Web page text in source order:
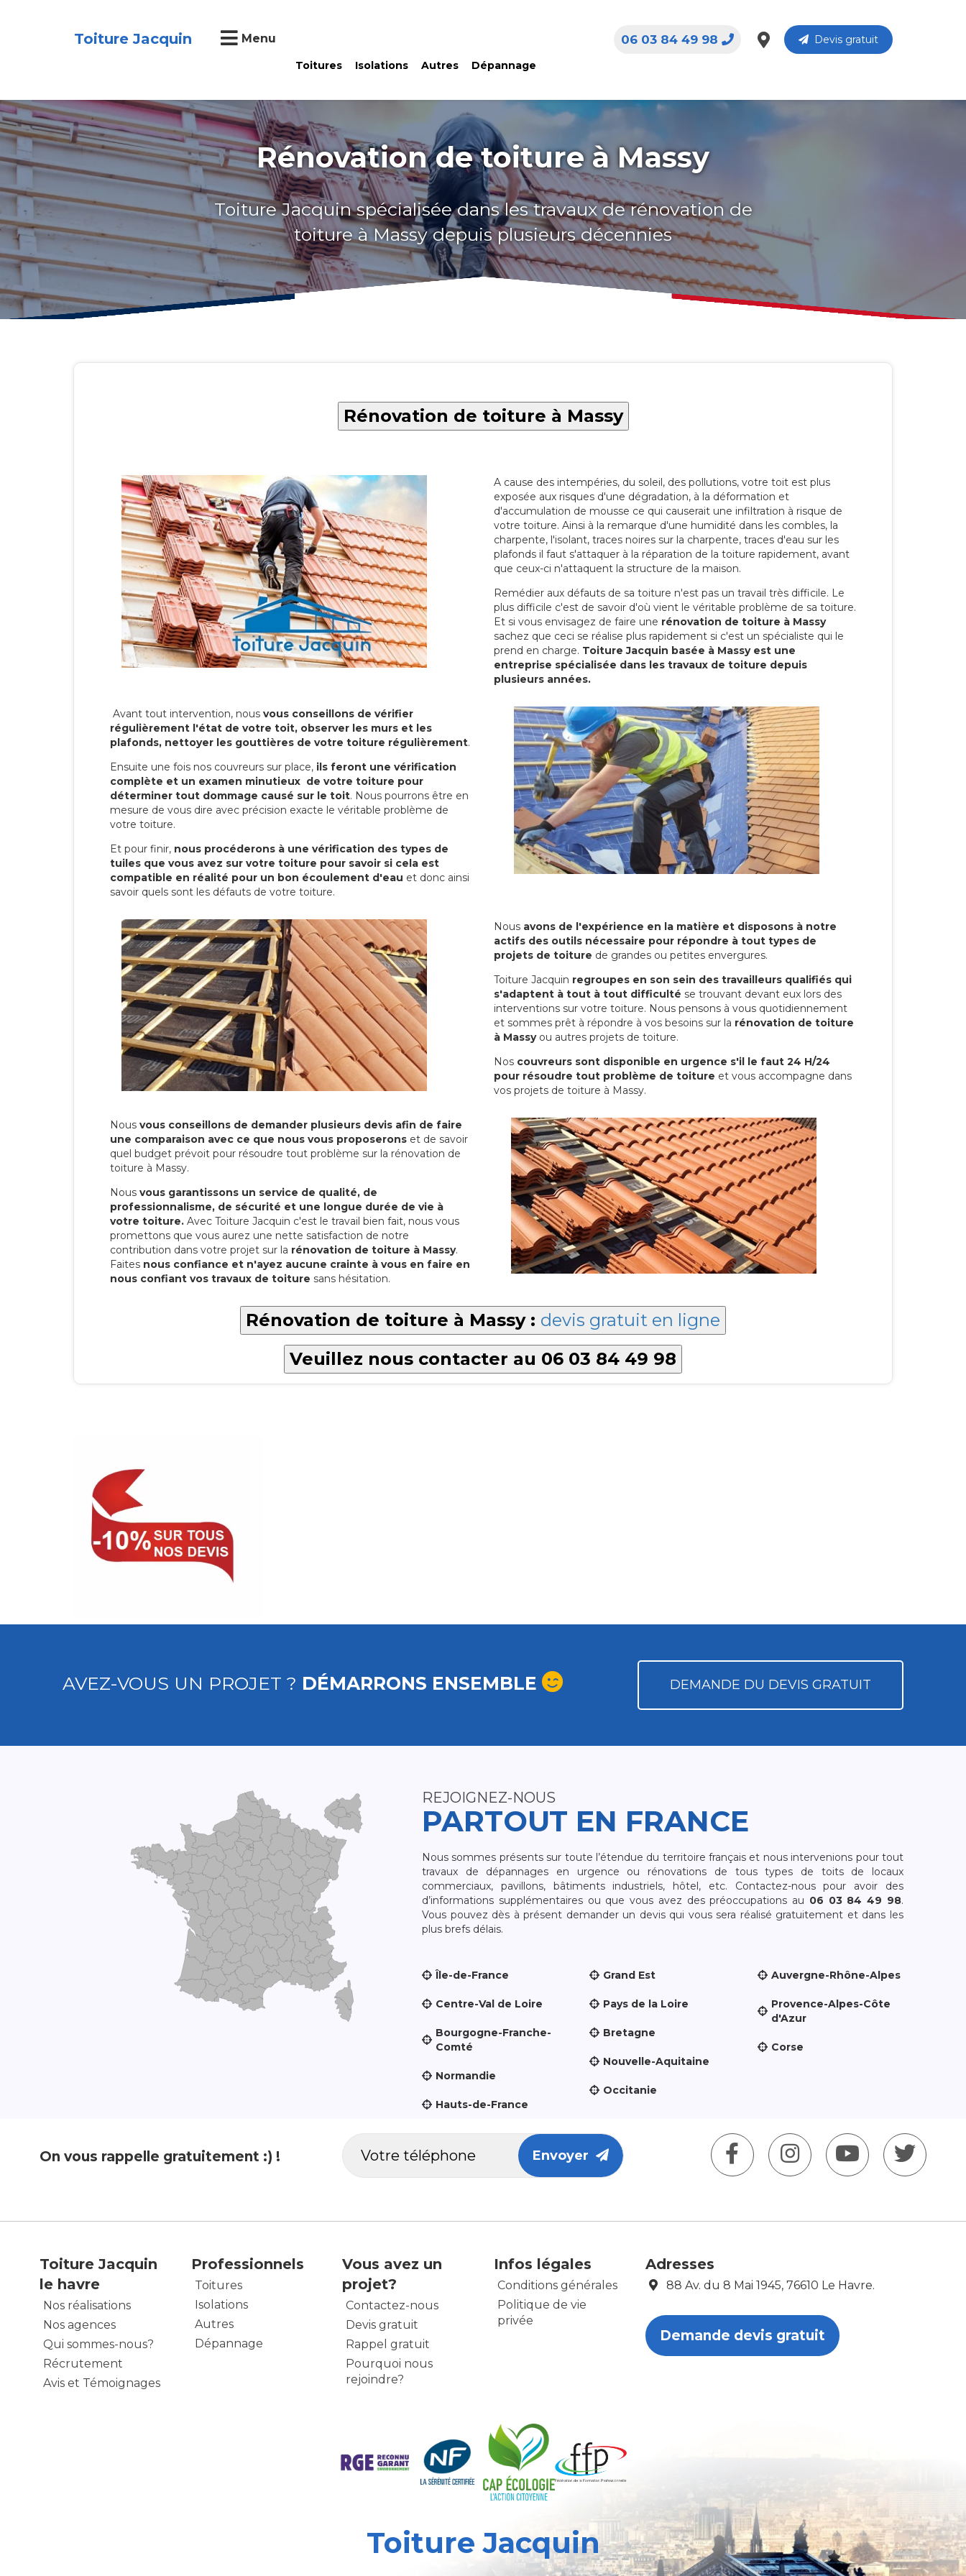
Toiture Jacquin Menu
Toitures Isolations Autres Dépannage
Devis gratuit
06 03 84 49 98
Rénovation de toiture à Massy
Toiture Jacquin spécialisée dans les travaux de rénovation de
toiture à Massy depuis plusieurs décennies
Rénovation de toiture à Massy
A cause des intempéries, du soleil, des pollutions, votre toit est plus
exposée aux risques d'une dégradation, à la déformation et
d'accumulation de mousse ce qui causerait une infiltration à risque de
votre toiture. Ainsi à la remarque d'une humidité dans les combles, la
charpente, l'isolant, traces noires sur la charpente, traces d'eau sur les
plafonds il faut s'attaquer à la réparation de la toiture rapidement, avant
que ceux-ci n'attaquent la structure de la maison.
Remédier aux défauts de sa toiture n'est pas un travail très difficile. Le
plus difficile c'est de savoir d'où vient le véritable problème de sa toiture.
Et si vous envisagez de faire une rénovation de toiture à Massy
sachez que ceci se réalise plus rapidement si c'est un spécialiste qui le
prend en charge. Toiture Jacquin basée à Massy est une
entreprise spécialisée dans les travaux de toiture depuis
plusieurs années.
Avant tout intervention, nous vous conseillons de vérifier
régulièrement l'état de votre toit, observer les murs et les
plafonds, nettoyer les gouttières de votre toiture régulièrement.
Ensuite une fois nos couvreurs sur place, ils feront une vérification
complète et un examen minutieux de votre toiture pour
déterminer tout dommage causé sur le toit. Nous pourrons être en
mesure de vous dire avec précision exacte le véritable problème de
votre toiture.
Et pour finir, nous procéderons à une vérification des types de
tuiles que vous avez sur votre toiture pour savoir si cela est
compatible en réalité pour un bon écoulement d'eau et donc ainsi
savoir quels sont les défauts de votre toiture.
Nous avons de l'expérience en la matière et disposons à notre
actifs des outils nécessaire pour répondre à tout types de
projets de toiture de grandes ou petites envergures.
Toiture Jacquin regroupes en son sein des travailleurs qualifiés qui
s'adaptent à tout à tout difficulté se trouvant devant eux lors des
interventions sur votre toiture. Nous pensons à vous quotidiennement
et sommes prêt à répondre à vos besoins sur la rénovation de toiture
à Massyou autres projets de toiture.
Nos couvreurs sont disponible en urgence s'il le faut 24 H/24
pour résoudre tout problème de toiture et vous accompagne dans
vos projets de toiture à Massy.
Nous vous conseillons de demander plusieurs devis afin de faire
une comparaison avec ce que nous vous proposerons et de savoir
quel budget prévoit pour résoudre tout problème sur la rénovation de
toiture à Massy.
Nous vous garantissons un service de qualité, de
professionnalisme, de sécurité et une longue durée de vie à
votre toiture. Avec Toiture Jacquin c'est le travail bien fait, nous vous
promettons que vous aurez une nette satisfaction de notre
contribution dans votre projet sur la rénovation de toiture à Massy.
Faites nous confiance et n'ayez aucune crainte à vous en faire en
nous confiant vos travaux de toiture sans hésitation.
Rénovation de toiture à Massy : devis gratuit en ligne
Veuillez nous contacter au 06 03 84 49 98
AVEZ-VOUS UN PROJET ? DÉMARRONS ENSEMBLE DEMANDE DU DEVIS GRATUIT
REJOIGNEZ-NOUS
PARTOUT EN FRANCE
Nous sommes présents sur toute l’étendue du territoire français et nous intervenions pour tout
travaux de dépannages en urgence ou rénovations de tous types de toits de locaux
commerciaux, pavillons, bâtiments industriels, hôtel, etc. Contactez-nous pour avoir des
d’informations supplémentaires ou que vous avez des préoccupations au 06 03 84 49 98.
Vous pouvez dès à présent demander un devis qui vous sera réalisé gratuitement et dans les
plus brefs délais.
Île-de-France
Centre-Val de Loire
Bourgogne-Franche-
Comté
Normandie
Hauts-de-France
Grand Est
Pays de la Loire
Bretagne
Nouvelle-Aquitaine
Occitanie
Auvergne-Rhône-Alpes
Provence-Alpes-Côte
d'Azur
Corse
On vous rappelle gratuitement :) ! Envoyer
Toiture Jacquin
le havre
Nos réalisations
Nos agences
Qui sommes-nous?
Récrutement
Avis et Témoignages
Professionnels
Toitures
Isolations
Autres
Dépannage
Vous avez un
projet?
Contactez-nous
Devis gratuit
Rappel gratuit
Pourquoi nous
rejoindre?
Infos légales
Conditions générales
Politique de vie
privée
Adresses
88 Av. du 8 Mai 1945, 76610 Le Havre.
Demande devis gratuit
Toiture Jacquin